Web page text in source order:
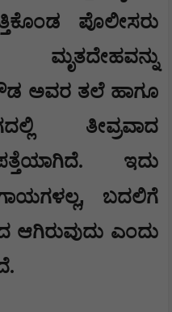
ಪೊಲೀಸರು
ಅವರ ತಲೆ ಹಾಗೂ
ತೀವ್ರವಾದ
ಇದು
, ಬದಲಿಗೆ
ಎಂದು